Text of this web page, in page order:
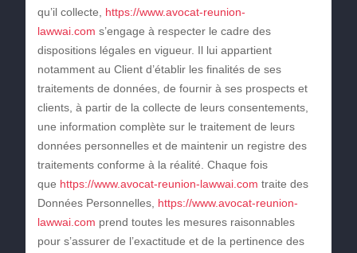
qu’il collecte, https://www.avocat-reunion-
lawwai.com s’engage à respecter le cadre des
dispositions légales en vigueur. Il lui appartient
notamment au Client d’établir les finalités de ses
traitements de données, de fournir à ses prospects et
clients, à partir de la collecte de leurs consentements,
une information complète sur le traitement de leurs
données personnelles et de maintenir un registre des
traitements conforme à la réalité. Chaque fois
que https://www.avocat-reunion-lawwai.com traite des
Données Personnelles, https://www.avocat-reunion-
lawwai.com prend toutes les mesures raisonnables
pour s’assurer de l’exactitude et de la pertinence des